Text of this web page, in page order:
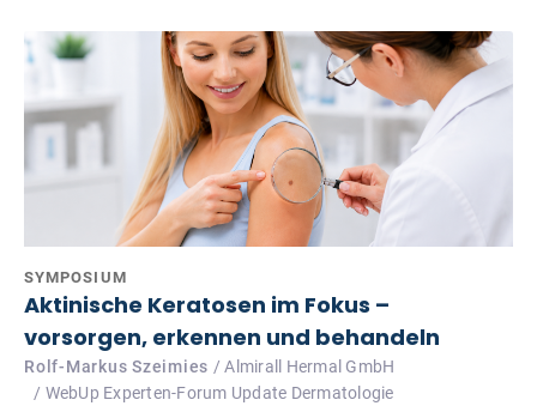
SYMPOSIUM
Aktinische Keratosen im Fokus –
vorsorgen, erkennen und behandeln
Rolf-Markus Szeimies / Almirall Hermal GmbH
/ WebUp Experten-Forum Update Dermatologie